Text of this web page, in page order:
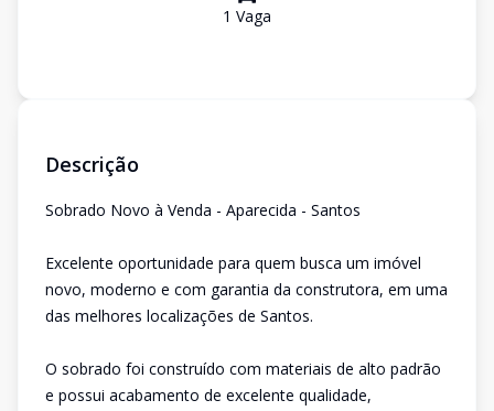
1 Vaga
Descrição
Sobrado Novo à Venda - Aparecida - Santos
Excelente oportunidade para quem busca um imóvel
novo, moderno e com garantia da construtora, em uma
das melhores localizações de Santos.
O sobrado foi construído com materiais de alto padrão
e possui acabamento de excelente qualidade,